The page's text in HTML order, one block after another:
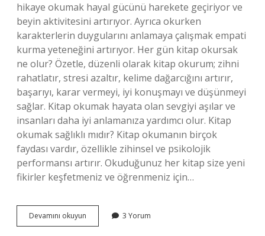
hikaye okumak hayal gücünü harekete geçiriyor ve
beyin aktivitesini artırıyor. Ayrıca okurken
karakterlerin duygularını anlamaya çalışmak empati
kurma yeteneğini artırıyor. Her gün kitap okursak
ne olur? Özetle, düzenli olarak kitap okurum; zihni
rahatlatır, stresi azaltır, kelime dağarcığını artırır,
başarıyı, karar vermeyi, iyi konuşmayı ve düşünmeyi
sağlar. Kitap okumak hayata olan sevgiyi aşılar ve
insanları daha iyi anlamanıza yardımcı olur. Kitap
okumak sağlıklı mıdır? Kitap okumanın birçok
faydası vardır, özellikle zihinsel ve psikolojik
performansı artırır. Okuduğunuz her kitap size yeni
fikirler keşfetmeniz ve öğrenmeniz için…
Devamını okuyun
Okumak
3 Yorum